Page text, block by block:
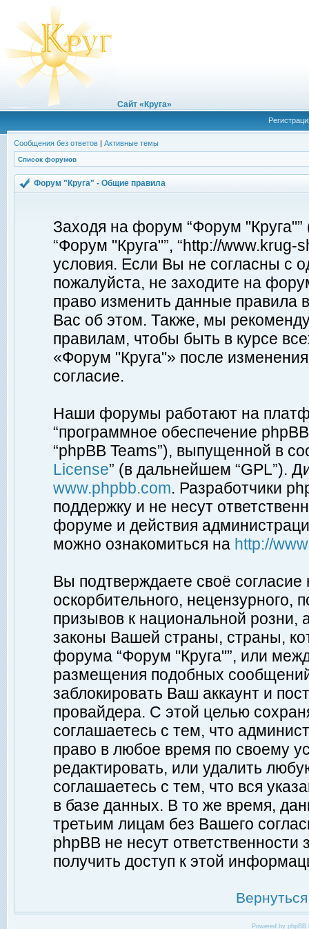
Сайт «Круга»
Сообщения без ответов | Активные темы
Список форумов
Форум "Круга" - Общие правила
Заходя на форум “Форум
“Форум "Круга"”, “http://
условия. Если Вы не согласны с
пожалуйста, не заходите на
право изменить данные правила
Вас об этом. Также, мы
правилам, чтобы быть в курсе
«Форум "Круга"» после
согласие.
Наши форумы работают на
“программное обеспечение
“phpBB Teams”), выпущенной в
License” (в дальнейшем “GPL”).
www.phpbb.com. Разработчики
поддержку и не несут
форуме и действия
можно ознакомиться на http://
Вы подтверждаете своё
оскорбительного, нецензурного,
призывов к национальной
законы Вашей страны, страны,
форума “Форум "Круга"”, или
размещения подобных
заблокировать Ваш аккаунт и
провайдера. С этой целью
соглашаетесь с тем, что
право в любое время по своему
редактировать, или удалить
соглашаетесь с тем, что вся
в базе данных. В то же время,
третьим лицам без Вашего
phpBB не несут ответственности
получить доступ к этой
Powered by phpBB